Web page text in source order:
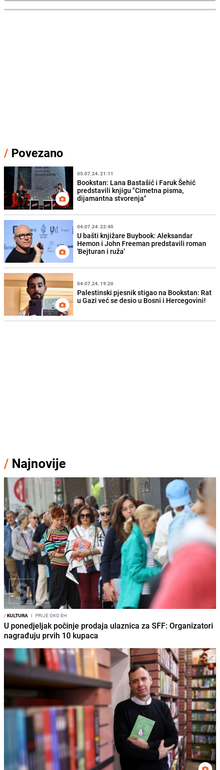
/ Povezano
05.07.24. 21:11
Bookstan: Lana Bastašić i Faruk Šehić
predstavili knjigu "Cimetna pisma,
dijamantna stvorenja"
04.07.24. 22:40
U bašti knjižare Buybook: Aleksandar
Hemon i John Freeman predstavili roman
'Bejturan i ruža'
04.07.24. 19:20
Palestinski pjesnik stigao na Bookstan: Rat
u Gazi već se desio u Bosni i Hercegovini!
/ Najnovije
/KULTURA I PRIJE OKO 8H
U ponedjeljak počinje prodaja ulaznica za SFF: Organizatori
nagrađuju prvih 10 kupaca